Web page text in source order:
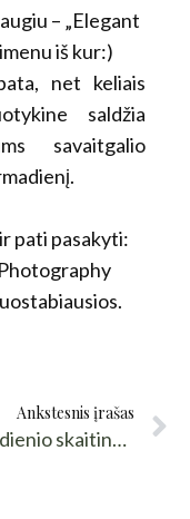
– „Elegant
iš kur:)
net keliais
saldžia
savaitgalio
pati pasakyti:
Ankstesnis įrašas
Sekmadienio skaitinukai: „Musė” ir kitos gėrybės